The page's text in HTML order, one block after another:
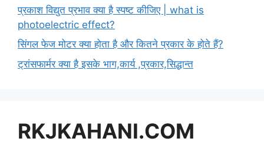
प्रकाश विद्युत प्रभाव क्या है स्पष्ट कीजिए | what is
photoelectric effect?
सिंगल फेज मोटर क्या होता है और कितने प्रकार के होते हैं?
ट्रांसफार्मर क्या है इसके भाग,कार्य ,प्रकार,सिद्धान्त
RKJKAHANI.COM